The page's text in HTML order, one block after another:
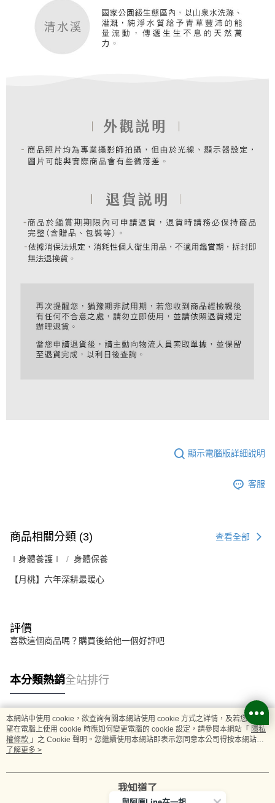
顯示電腦版詳細說明
客服
商品相關分類 (3) 查看全部
∣身體養護∣ 身體保養
【月桃】六年深耕最暖心
評價
喜歡這個商品嗎？購買後給他一個好評吧
本分類熱銷全站排行
熱門標籤
本網站中使用 cookie，欲查詢有關本網站使用 cookie 方式之詳情，及若您不希
望在電腦上使用 cookie 時應如何變更電腦的 cookie 設定，請參閱本網站「 隱私
權條款 」之 Cookie 聲明。您繼續使用本網站即表示您同意本公司得按本網站使
用條款之 Cookie 聲明使用 cookie。
了解更多 >
我知道了